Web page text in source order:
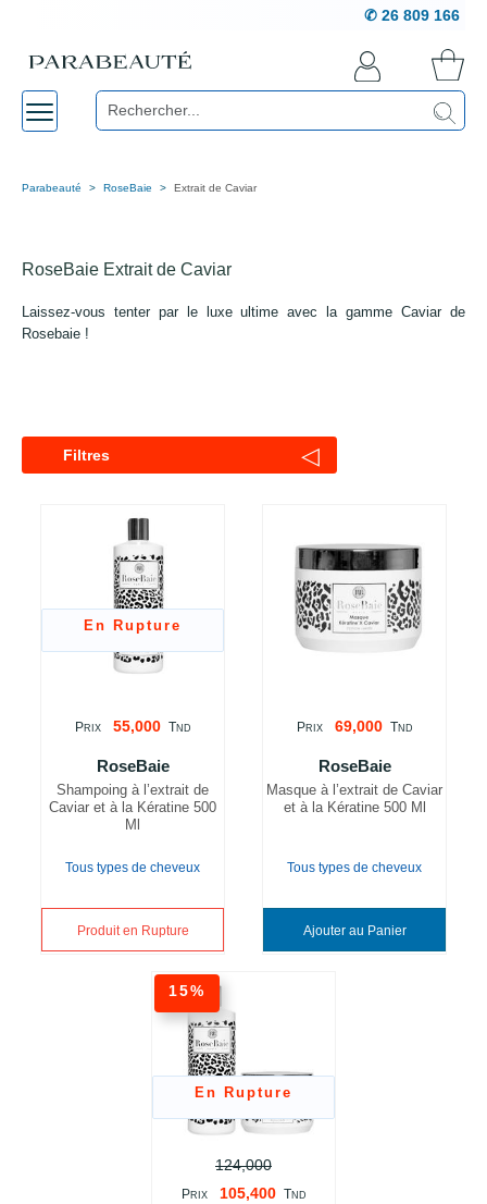
✆ 26 809 166
Parabeauté RoseBaie Extrait de Caviar
RoseBaie Extrait de Caviar
Laissez-vous tenter par le luxe ultime avec la gamme Caviar de
Rosebaie !
Filtres ◁
En Rupture
PRIX 55,000 TND
RoseBaie
Shampoing à l’extrait de
Caviar et à la Kératine 500
Ml
Tous types de cheveux
Produit en Rupture
PRIX 69,000 TND
RoseBaie
Masque à l’extrait de Caviar
et à la Kératine 500 Ml
Tous types de cheveux
Ajouter au Panier
En Rupture
15%
124,000
PRIX 105,400 TND